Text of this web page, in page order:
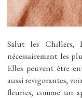
Salut les Chillers,
nécessairement les
Elles peuvent être
aussi revigorantes,
fleuries, comme un